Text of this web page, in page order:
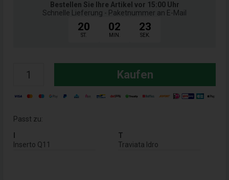
Bestellen Sie Ihre Artikel vor 15:00 Uhr
Schnelle Lieferung - Paketnummer an E-Mail
20
ST.
02
MIN.
22
SEK.
Kaufen
Passt zu:
Inserto Q11
T
Traviata Idro